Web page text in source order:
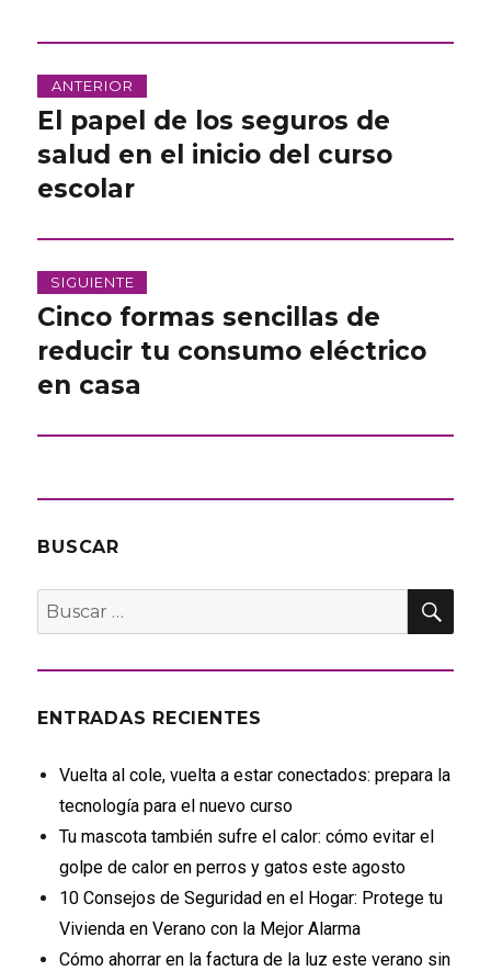
de
entradas
ANTERIOR
Entrada
anterior:
El papel de los seguros de
salud en el inicio del curso
escolar
SIGUIENTE
Entrada
siguiente:
Cinco formas sencillas de
reducir tu consumo eléctrico
en casa
BUSCAR
Buscar
por:
ENTRADAS RECIENTES
Vuelta al cole, vuelta a estar conectados: prepara la
tecnología para el nuevo curso
Tu mascota también sufre el calor: cómo evitar el
golpe de calor en perros y gatos este agosto
10 Consejos de Seguridad en el Hogar: Protege tu
Vivienda en Verano con la Mejor Alarma
Cómo ahorrar en la factura de la luz este verano sin